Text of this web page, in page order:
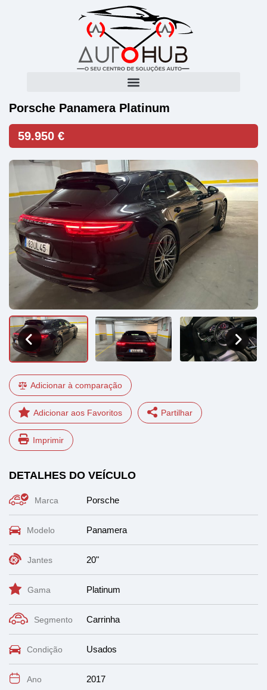
Porsche Panamera Platinum
59.950 €
Adicionar à comparação
Partilhar
Imprimir
DETALHES DO VEÍCULO
Marca Porsche
Modelo Panamera
Jantes 20"
Gama Platinum
Segmento Carrinha
Condição Usados
Ano 2017